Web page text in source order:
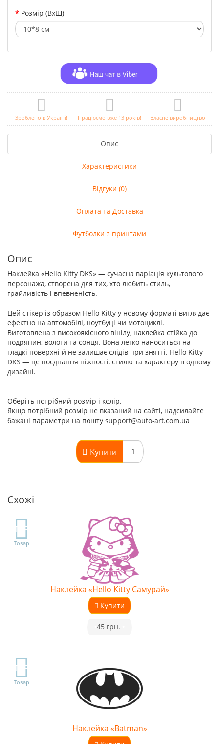
Розмір (ВхШ)
Зроблено в Україні! Працюємо вже 13 років! Власне виробництво
Опис
Характеристики
Відгуки (0)
Оплата та Доставка
Футболки з принтами
Опис
Наклейка «Hello Kitty DKS» — сучасна варіація культового
персонажа, створена для тих, хто любить стиль,
грайливість і впевненість.
Цей стікер із образом Hello Kitty у новому форматі виглядає
ефектно на автомобілі, ноутбуці чи мотоциклі.
Виготовлена з високоякісного вінілу, наклейка стійка до
подряпин, вологи та сонця. Вона легко наноситься на
гладкі поверхні й не залишає слідів при знятті. Hello Kitty
DKS — це поєднання ніжності, стилю та характеру в одному
дизайні.
Оберіть потрібний розмір і колір.
Якщо потрібний розмір не вказаний на сайті, надсилайте
бажані параметри на пошту support@auto-art.com.ua
Купити
Схожі
TOP
Товар
Наклейка «Hello Kitty Самурай»
Купити
45 грн.
TOP
Товар
Наклейка «Batman»